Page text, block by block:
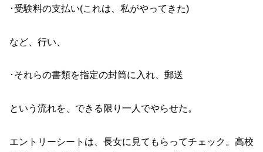
･受験料の支払い(これは、私がやってきた)
など、行い、
･それらの書類を指定の封筒に入れ、郵送
という流れを、できる限り一人でやらせた。
エントリーシートは、長女に見てもらってチェック。高校